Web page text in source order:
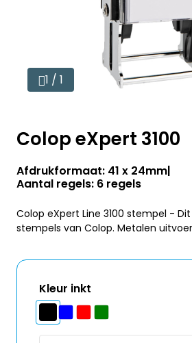
1 / 1
Colop eXpert 3100
Afdrukformaat: 41 x 24mm
Aantal regels: 6 regels
Colop eXpert Line 3100 stempel -
stempels van Colop. Metalen
Kleur inkt